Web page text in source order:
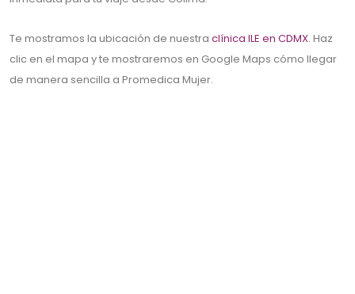
Te mostramos la ubicación de nuestra clínica ILE en CDMX. Haz
clic en el mapa y te mostraremos en Google Maps cómo llegar
de manera sencilla a Promedica Mujer.